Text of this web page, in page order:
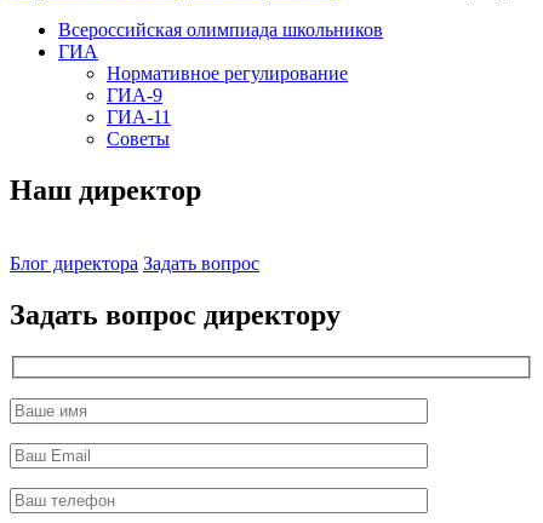
Всероссийская олимпиада школьников
ГИА
Нормативное регулирование
ГИА-9
ГИА-11
Советы
Наш директор
Блог директора Задать вопрос
Задать вопрос директору